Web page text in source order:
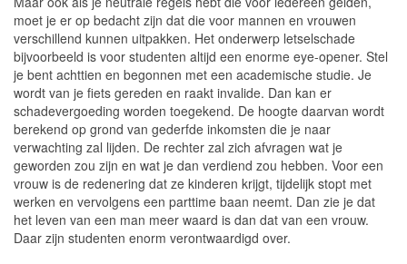
moet je er op bedacht zijn dat die voor mannen en vrouwen
verschillend kunnen uitpakken. Het onderwerp letselschade
bijvoorbeeld is voor studenten altijd een enorme eye-opener. Stel
je bent achttien en begonnen met een academische studie. Je
wordt van je fiets gereden en raakt invalide. Dan kan er
schadevergoeding worden toegekend. De hoogte daarvan wordt
berekend op grond van gederfde inkomsten die je naar
verwachting zal lijden. De rechter zal zich afvragen wat je
geworden zou zijn en wat je dan verdiend zou hebben. Voor een
vrouw is de redenering dat ze kinderen krijgt, tijdelijk stopt met
werken en vervolgens een parttime baan neemt. Dan zie je dat
het leven van een man meer waard is dan dat van een vrouw.
Daar zijn studenten enorm verontwaardigd over.